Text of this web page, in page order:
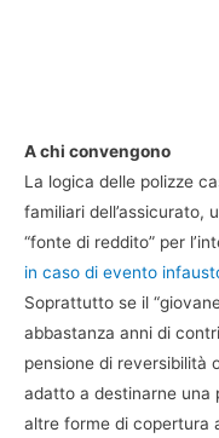
A chi convengono
La logica delle polizze
familiari dell’assicurato,
“fonte di reddito” per
in caso di evento
Soprattutto se il
abbastanza anni di
pensione di reversibilità
adatto a destinarne una
altre forme di copertura